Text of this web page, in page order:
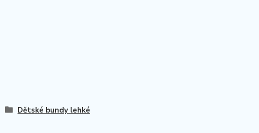
Dětské bundy lehké